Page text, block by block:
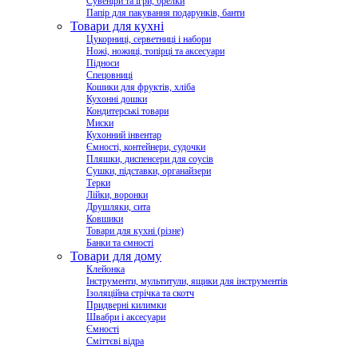
Папір для пакування подарунків, банти
Товари для кухні
Цукорниці, серветниці і набори
Ножі, ножиці, топірці та аксесуари
Підноси
Спецовниці
Кошики для фруктів, хліба
Кухонні дошки
Кондитерські товари
Миски
Кухонний інвентар
Ємності, контейнери, судочки
Пляшки, диспенсери для соусів
Сушки, підставки, органайзери
Терки
Лійки, воронки
Друшляки, сита
Ковшики
Товари для кухні (різне)
Банки та ємності
Товари для дому
Клейонка
Інструменти, мультитули, ящики для інструментів
Ізоляційна стрічка та скотч
Придверні килимки
Швабри і аксесуари
Ємності
Сміттєві відра